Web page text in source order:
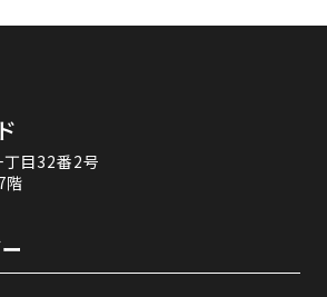
目32番2号
階